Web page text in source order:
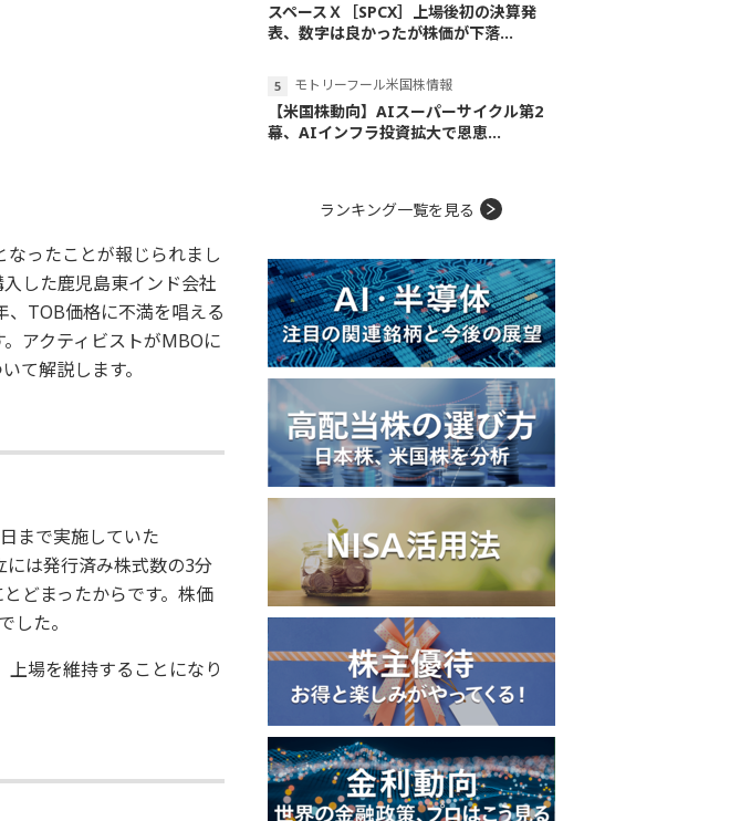
ったことが報じられまし
した鹿児島東インド会社
TOB価格に不満を唱える
アクティビストがMBOに
て解説します。
まで実施していた
は発行済み株式数の3分
どまったからです。株価
した。
場を維持することになり
スペースＸ［SPCX］上場後初の決算発
表、数字は良かったが株価が下落...
モトリーフール米国株情報
【米国株動向】AIスーパーサイクル第2
幕、AIインフラ投資拡大で恩恵...
ランキング一覧を見る